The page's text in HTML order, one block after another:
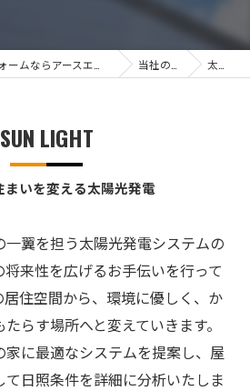
当社の特徴 太陽光
まいを変える太陽光発電
SUN LIGHT
翼を担う太陽光発電システムの
来性を広げるお手伝いを行って
住空間から、環境に優しく、か
らす場所へと変えていきます。
家に最適なシステムを提案し、屋
日照条件を詳細に分析いたしま